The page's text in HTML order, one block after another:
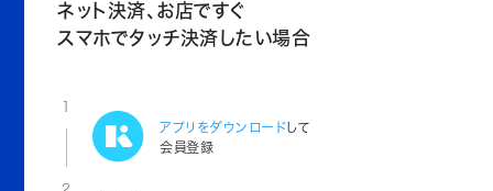
ネット決済、お店ですぐ
スマホでタッチ決済したい場合
1
アプリをダウンロードして
会員登録